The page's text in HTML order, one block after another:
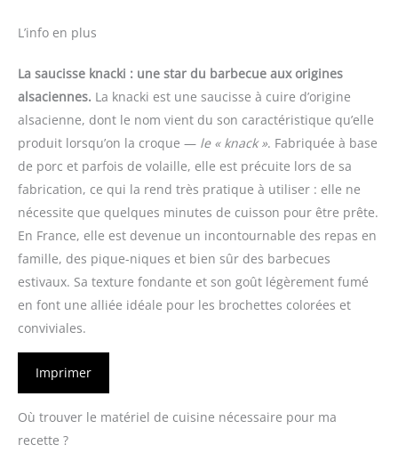
L’info en plus
La saucisse knacki : une star du barbecue aux origines
alsaciennes. La knacki est une saucisse à cuire d’origine
alsacienne, dont le nom vient du son caractéristique qu’elle
produit lorsqu’on la croque — le « knack ». Fabriquée à base
de porc et parfois de volaille, elle est précuite lors de sa
fabrication, ce qui la rend très pratique à utiliser : elle ne
nécessite que quelques minutes de cuisson pour être prête.
En France, elle est devenue un incontournable des repas en
famille, des pique-niques et bien sûr des barbecues
estivaux. Sa texture fondante et son goût légèrement fumé
en font une alliée idéale pour les brochettes colorées et
conviviales.
Imprimer
Où trouver le matériel de cuisine nécessaire pour ma
recette ?